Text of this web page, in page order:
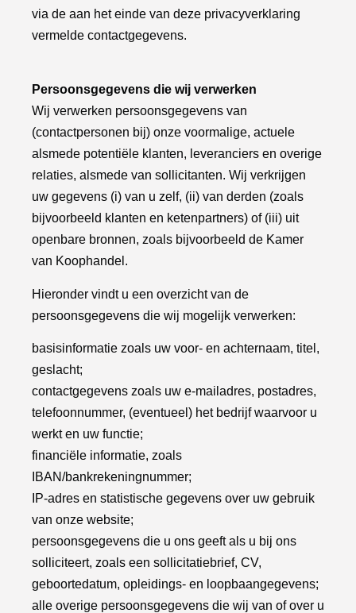
via de aan het einde van deze privacyverklaring
vermelde contactgegevens.
Persoonsgegevens die wij verwerken
Wij verwerken persoonsgegevens van
(contactpersonen bij) onze voormalige, actuele
alsmede potentiële klanten, leveranciers en overige
relaties, alsmede van sollicitanten. Wij verkrijgen
uw gegevens (i) van u zelf, (ii) van derden (zoals
bijvoorbeeld klanten en ketenpartners) of (iii) uit
openbare bronnen, zoals bijvoorbeeld de Kamer
van Koophandel.
Hieronder vindt u een overzicht van de
persoonsgegevens die wij mogelijk verwerken:
basisinformatie zoals uw voor- en achternaam, titel,
geslacht;
contactgegevens zoals uw e-mailadres, postadres,
telefoonnummer, (eventueel) het bedrijf waarvoor u
werkt en uw functie;
financiële informatie, zoals
IBAN/bankrekeningnummer;
IP-adres en statistische gegevens over uw gebruik
van onze website;
persoonsgegevens die u ons geeft als u bij ons
solliciteert, zoals een sollicitatiebrief, CV,
geboortedatum, opleidings- en loopbaangegevens;
alle overige persoonsgegevens die wij van of over u